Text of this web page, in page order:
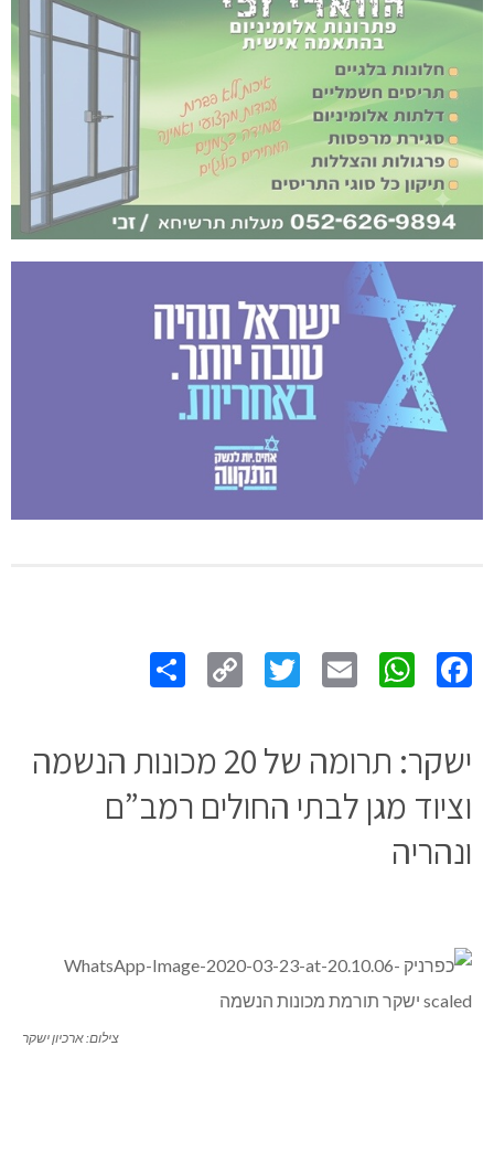
Link
ישקר: תרומה של 20 מכונות הנשמה
וציוד מגן לבתי החולים רמב”ם
ונהריה
צילום: ארכיון ישקר